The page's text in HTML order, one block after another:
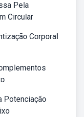
Pela
Circular
Corporal
Potenciação